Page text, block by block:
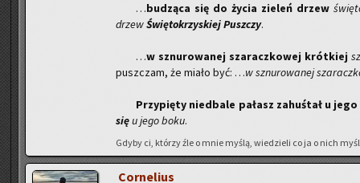
…bu­dzą­ca się do życia zie­leń drzew
drzewŚwię­to­krzy­skiej Pusz­czy.
…w sznu­ro­wa­nej sza­racz­ko­wej krót­kiej
pusz­czam, że miało być: …w sznu­ro­wa­nej
Przy­pię­ty nie­dba­le pa­łasz za­huś­tał u
sięu jego boku.
Gdyby ci, któ­rzy źle o mnie myślą, wie­dzie­li co ja o nich
Cor­ne­lius